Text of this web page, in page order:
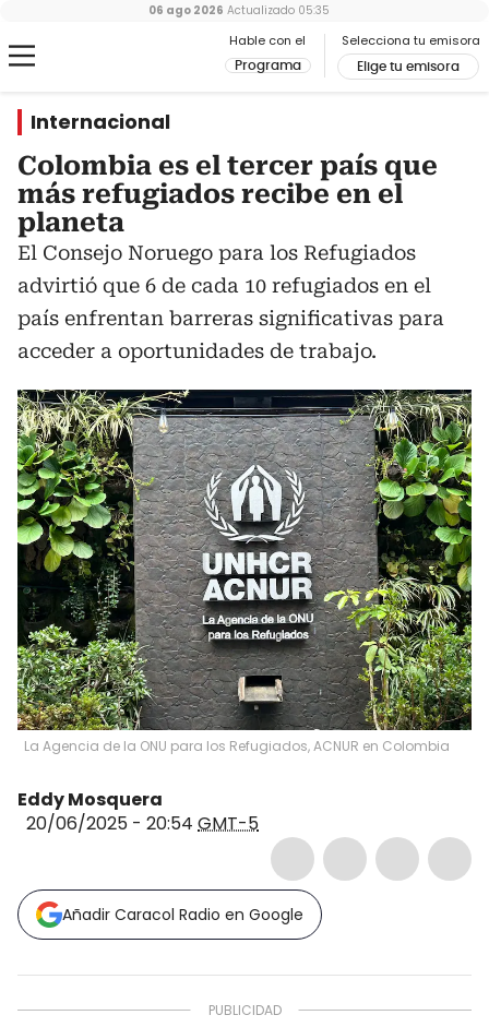
Hable con el
Programa
Selecciona tu emisora
Elige tu emisora
06 ago 2026 Actualizado 05:35
Internacional
Colombia es el tercer país que
más refugiados recibe en el
planeta
El Consejo Noruego para los Refugiados
advirtió que 6 de cada 10 refugiados en el
país enfrentan barreras significativas para
acceder a oportunidades de trabajo.
La Agencia de la ONU para los Refugiados, ACNUR en Colombia
Eddy Mosquera
20/06/2025 - 20:54 GMT-5
Añadir Caracol Radio en Google